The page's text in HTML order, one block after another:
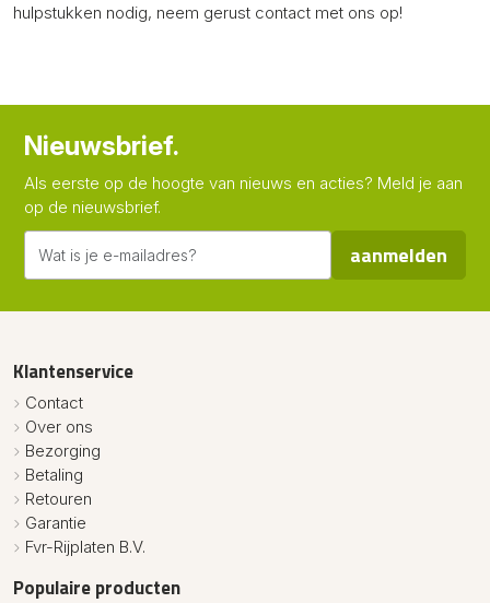
hulpstukken nodig, neem gerust contact met ons op!
Nieuwsbrief.
Als eerste op de hoogte van nieuws en acties? Meld je aan
op de nieuwsbrief.
aanmelden
Klantenservice
Contact
Over ons
Bezorging
Betaling
Retouren
Garantie
Fvr-Rijplaten B.V.
Populaire producten